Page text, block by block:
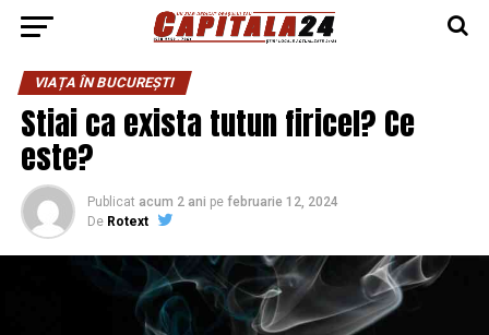
VIAȚA ÎN BUCUREȘTI
Stiai ca exista tutun firicel? Ce
este?
Publicat acum 2 ani pe februarie 12, 2024
De Rotext